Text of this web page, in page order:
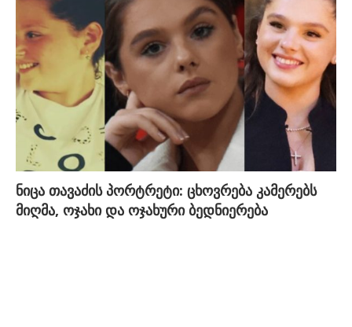
ნიცა თავაძის პორტრეტი: ცხოვრება კამერებს
მიღმა, ოჯახი და ოჯახური ბედნიერება